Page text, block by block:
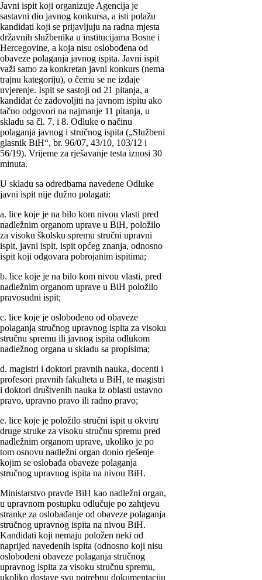
Javni ispit koji organizuje Agencija je
sastavni dio javnog konkursa, a isti polažu
kandidati koji se prijavljuju na radna mjesta
državnih službenika u institucijama Bosne i
Hercegovine, a koja nisu oslobođena od
obaveze polaganja javnog ispita. Javni ispit
važi samo za konkretan javni konkurs (nema
trajnu kategoriju), o čemu se ne izdaje
uvjerenje. Ispit se sastoji od 21 pitanja, a
kandidat će zadovoljiti na javnom ispitu ako
tačno odgovori na najmanje 11 pitanja, u
skladu sa čl. 7. i 8. Odluke o načinu
polaganja javnog i stručnog ispita („Službeni
glasnik BiH“, br. 96/07, 43/10, 103/12 i
56/19). Vrijeme za rješavanje testa iznosi 30
minuta.
U skladu sa odredbama navedene Odluke
javni ispit nije dužno polagati:
a. lice koje je na bilo kom nivou vlasti pred
nadležnim organom uprave u BiH, položilo
za visoku školsku spremu stručni upravni
ispit, javni ispit, ispit općeg znanja, odnosno
ispit koji odgovara pobrojanim ispitima;
b. lice koje je na bilo kom nivou vlasti, pred
nadležnim organom uprave u BiH položilo
pravosudni ispit;
c. lice koje je oslobođeno od obaveze
polaganja stručnog upravnog ispita za visoku
stručnu spremu ili javnog ispita odlukom
nadležnog organa u skladu sa propisima;
d. magistri i doktori pravnih nauka, docenti i
profesori pravnih fakulteta u BiH, te magistri
i doktori društvenih nauka iz oblasti ustavno
pravo, upravno pravo ili radno pravo;
e. lice koje je položilo stručni ispit u okviru
druge struke za visoku stručnu spremu pred
nadležnim organom uprave, ukoliko je po
tom osnovu nadležni organ donio rješenje
kojim se oslobađa obaveze polaganja
stručnog upravnog ispita na nivou BiH.
Ministarstvo pravde BiH kao nadležni organ,
u upravnom postupku odlučuje po zahtjevu
stranke za oslobađanje od obaveze polaganja
stručnog upravnog ispita na nivou BiH.
Kandidati koji nemaju položen neki od
naprijed navedenih ispita (odnosno koji nisu
oslobođeni obaveze polaganja stručnog
upravnog ispita za visoku stručnu spremu,
ukoliko dostave svu potrebnu dokumentaciju